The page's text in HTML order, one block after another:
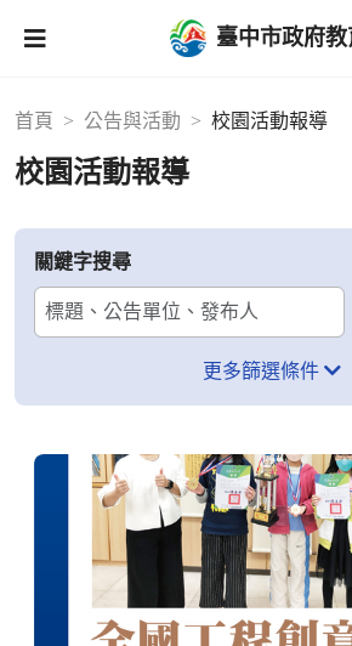
臺中市政府
首頁 公告與活動 校園活動報導
校園活動報導
關鍵字搜尋
更多篩選條件